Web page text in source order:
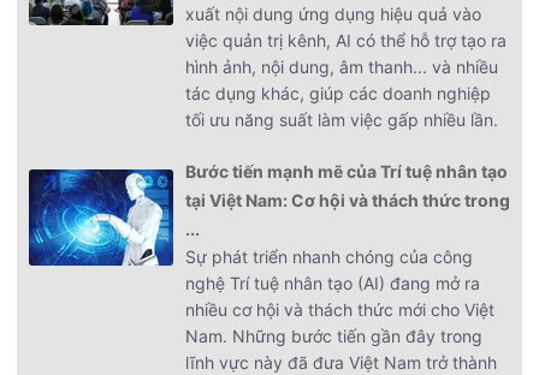
xuất nội dung ứng dụng hiệu quả vào
việc quản trị kênh, AI có thể hỗ trợ tạo ra
hình ảnh, nội dung, âm thanh... và nhiều
tác dụng khác, giúp các doanh nghiệp
tối ưu năng suất làm việc gấp nhiều lần.
Bước tiến mạnh mẽ của Trí tuệ nhân tạo
tại Việt Nam: Cơ hội và thách thức trong
...
Sự phát triển nhanh chóng của công
nghệ Trí tuệ nhân tạo (AI) đang mở ra
nhiều cơ hội và thách thức mới cho Việt
Nam. Những bước tiến gần đây trong
lĩnh vực này đã đưa Việt Nam trở thành